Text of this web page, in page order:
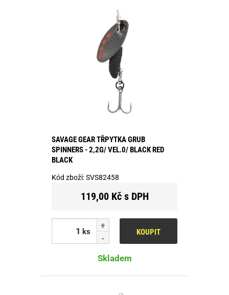
SAVAGE GEAR TŘPYTKA GRUB
SPINNERS - 2,2G/ VEL.0/ BLACK RED
BLACK
Kód zboží:SVS82458
119,00 Kč s DPH
ks KOUPIT
Skladem